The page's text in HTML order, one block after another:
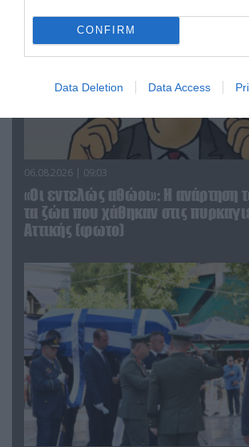
CONFIRM
Data Deletion Data Access
06.08.2026 | 09:03
«Οι εντελώς αθώοι»: Η ανάρτηση
τα ζώα που χάθηκαν στις
Αττικής (φωτο)